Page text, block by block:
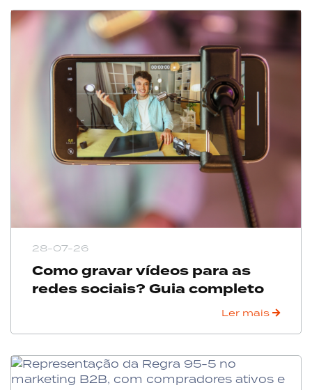
28-07-26
Como gravar vídeos para as
redes sociais? Guia completo
Ler mais